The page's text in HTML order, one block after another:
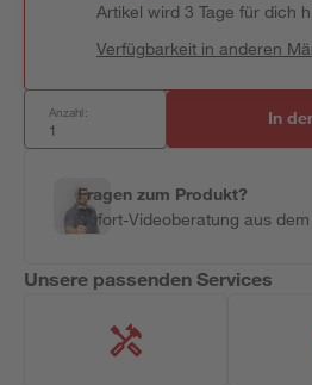
Artikel wird 3 Tage für dich
Verfügbarkeit in anderen
Anzahl: In
Fragen zum Produkt?
Sofort-Videoberatung aus
Unsere passenden Services